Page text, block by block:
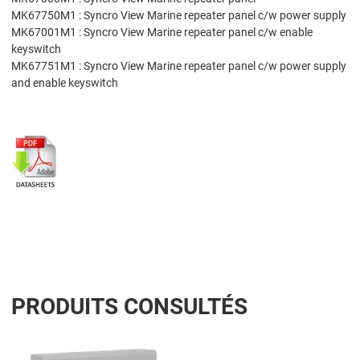
MK67750M1 : Syncro View Marine repeater panel c/w power supply
MK67001M1 : Syncro View Marine repeater panel c/w enable
keyswitch
MK67751M1 : Syncro View Marine repeater panel c/w power supply
and enable keyswitch
PRODUITS CONSULTÉS